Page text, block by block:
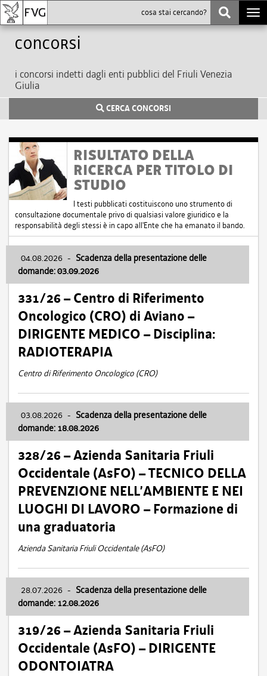
Concorsi
i concorsi indetti dagli enti pubblici del Friuli Venezia
Giulia
CERCA CONCORSI
RISULTATO DELLA
RICERCA PER TITOLO DI
STUDIO
I testi pubblicati costituiscono uno strumento di
consultazione documentale privo di qualsiasi valore giuridico e la
responsabilità degli stessi è in capo all'Ente che ha emanato il bando.
04.08.2026 - Scadenza della presentazione delle
domande: 03.09.2026
331/26 – Centro di Riferimento
Oncologico (CRO) di Aviano –
DIRIGENTE MEDICO – Disciplina:
RADIOTERAPIA
Centro di Riferimento Oncologico (CRO)
03.08.2026 - Scadenza della presentazione delle
domande: 18.08.2026
328/26 – Azienda Sanitaria Friuli
Occidentale (AsFO) – TECNICO DELLA
PREVENZIONE NELL’AMBIENTE E NEI
LUOGHI DI LAVORO – Formazione di
una graduatoria
Azienda Sanitaria Friuli Occidentale (AsFO)
28.07.2026 - Scadenza della presentazione delle
domande: 12.08.2026
319/26 – Azienda Sanitaria Friuli
Occidentale (AsFO) – DIRIGENTE
ODONTOIATRA